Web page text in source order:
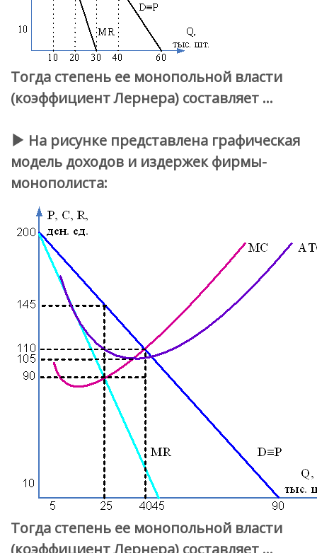
Тогда степень ее монопольной власти
(коэффициент Лернера) составляет …
На рисунке представлена графическая
модель доходов и издержек фирмы-
монополиста:
Тогда степень ее монопольной власти
(коэффициент Лернера) составляет …